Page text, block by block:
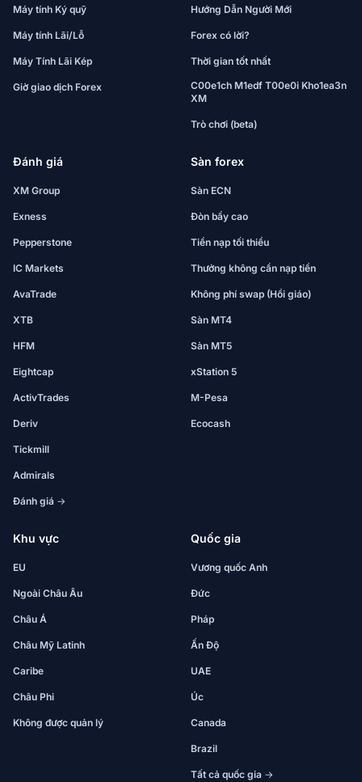
Máy tính Ký quỹ
Máy tính Lãi/Lỗ
Máy Tính Lãi Kép
Giờ giao dịch Forex
Hướng Dẫn Người Mới
Forex có lời?
Thời gian tốt nhất
C00e1ch M1edf T00e0i Kho1ea3n
XM
Trò chơi (beta)
Đánh giá
XM Group
Exness
Pepperstone
IC Markets
AvaTrade
XTB
HFM
Eightcap
ActivTrades
Deriv
Tickmill
Admirals
Đánh giá →
Sàn forex
Sàn ECN
Đòn bẩy cao
Tiền nạp tối thiểu
Thưởng không cần nạp tiền
Không phí swap (Hồi giáo)
Sàn MT4
Sàn MT5
xStation 5
M-Pesa
Ecocash
Khu vực
EU
Ngoài Châu Âu
Châu Á
Châu Mỹ Latinh
Caribe
Châu Phi
Không được quản lý
Quốc gia
Vương quốc Anh
Đức
Pháp
Ấn Độ
UAE
Úc
Canada
Brazil
Tất cả quốc gia →